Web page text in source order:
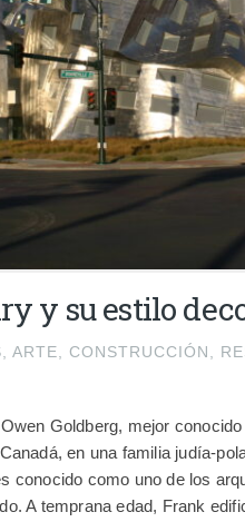
y su estilo
, ARTE, CONSTRUCCIÓN,
Goldberg, mejor
en una familia judía-
conocido como uno de los
A temprana edad, Frank